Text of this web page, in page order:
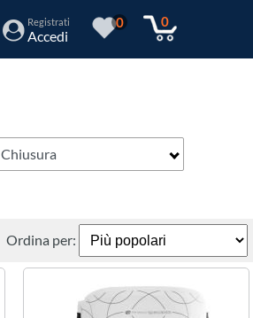
Registrati
Accedi
0 0
Chiusura
Ordina per: